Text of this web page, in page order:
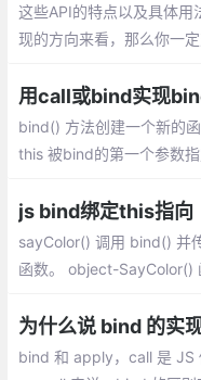
这些API的特点以及具体用
现的方向来看，那么你一
用call或bind实现
bind() 方法创建一个新的
this 被bind的第一个参数
js bind绑定this指向
sayColor() 调用 bind() 并
函数。 object-SayColor()
d不会立即调用
为什么说 bind 的实
bind 和 apply，call 是 JS